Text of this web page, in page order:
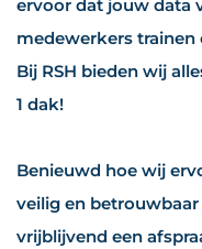
ervoor dat jouw data
medewerkers trainen
Bij RSH bieden wij
1 dak!
Benieuwd hoe wij
veilig en
vrijblijvend een